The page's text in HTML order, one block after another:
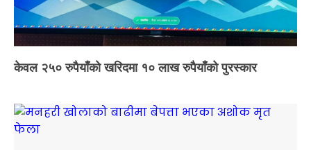
केवल २५० रुपैयाँको खरिदमा १० लाख रुपैयाँको पुरस्कार